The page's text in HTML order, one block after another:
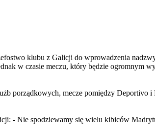
klubu z Galicji do wprowadzenia
w czasie meczu, który będzie ogromnym
porządkowych, mecze pomiędzy Deportivo
- Nie spodziewamy się wielu kibiców